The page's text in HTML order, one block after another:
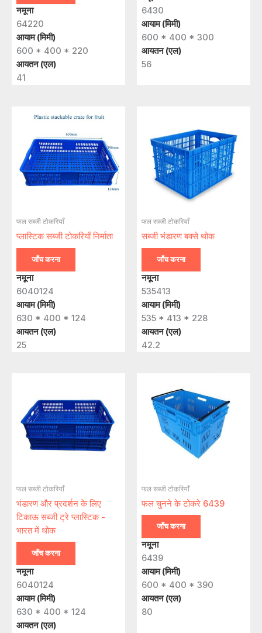
नमूना
64220
आयाम (मिमी)
600 * 400 * 220
आयतन (एल)
41
6430
आयाम (मिमी)
600 * 400 * 300
आयतन (एल)
56
फल सब्जी टोकरियाँ
प्लास्टिक सब्जी टोकरियाँ निर्माता
जाँच करना
नमूना
6040124
आयाम (मिमी)
630 * 400 * 124
आयतन (एल)
25
फल सब्जी टोकरियाँ
सब्जी भंडारण बक्से थोक
जाँच करना
नमूना
535413
आयाम (मिमी)
535 * 413 * 228
आयतन (एल)
42.2
फल सब्जी टोकरियाँ
भंडारण और प्रदर्शन के लिए
टिकाऊ सब्जी ट्रे प्लास्टिक -
भारत में थोक
जाँच करना
नमूना
6040124
आयाम (मिमी)
630 * 400 * 124
आयतन (एल)
फल सब्जी टोकरियाँ
फल चुनने के टोकरे 6439
जाँच करना
नमूना
6439
आयाम (मिमी)
600 * 400 * 390
आयतन (एल)
80